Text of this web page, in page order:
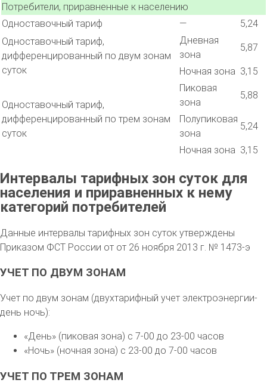
Потребители, приравненные к населению
Одноставочный тариф
—
5,24
Одноставочный тариф,
дифференцированный по двум зонам
суток
Дневная
зона
5,87
Ночная зона 3,15
Одноставочный тариф,
дифференцированный по трем зонам
суток
Пиковая
зона
5,88
Полупиковая
зона
5,24
Ночная зона 3,15
Интервалы тарифных зон суток для
населения и приравненных к нему
категорий потребителей
Данные интервалы тарифных зон суток утверждены
Приказом ФСТ России от от 26 ноября 2013 г. № 1473-э
УЧЕТ ПО ДВУМ ЗОНАМ
Учет по двум зонам (двухтарифный учет электроэнергии-
день ночь):
«День» (пиковая зона) с 7-00 до 23-00 часов
«Ночь» (ночная зона) с 23-00 до 7-00 часов
УЧЕТ ПО ТРЕМ ЗОНАМ